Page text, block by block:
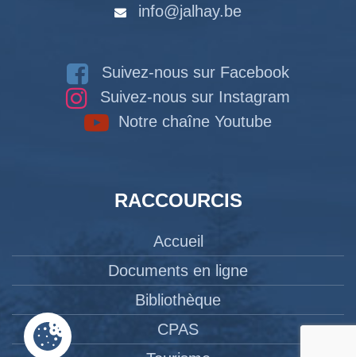
info@jalhay.be
Suivez-nous sur Facebook
Suivez-nous sur Instagram
Notre chaîne Youtube
RACCOURCIS
Accueil
Documents en ligne
Bibliothèque
CPAS